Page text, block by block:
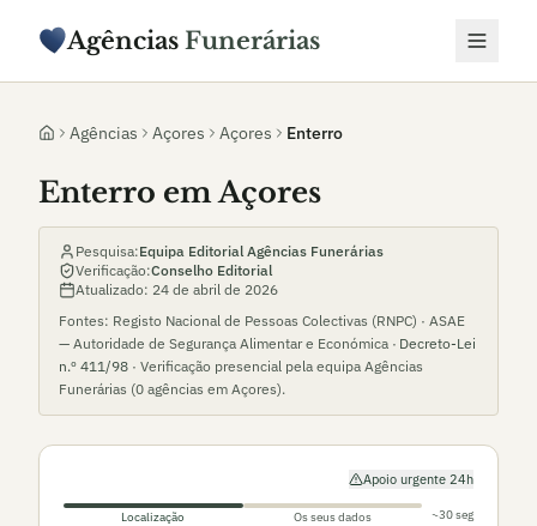
Agências Funerárias
Agências Açores Açores Enterro
Enterro em Açores
Pesquisa:Equipa Editorial Agências Funerárias
Verificação:Conselho Editorial
Atualizado: 24 de abril de 2026
Fontes: Registo Nacional de Pessoas Colectivas (RNPC) · ASAE
— Autoridade de Segurança Alimentar e Económica · Decreto-Lei
n.º 411/98 · Verificação presencial pela equipa Agências
Funerárias (0 agências em Açores).
Apoio urgente 24h
Localização Os seus dados ~30 seg